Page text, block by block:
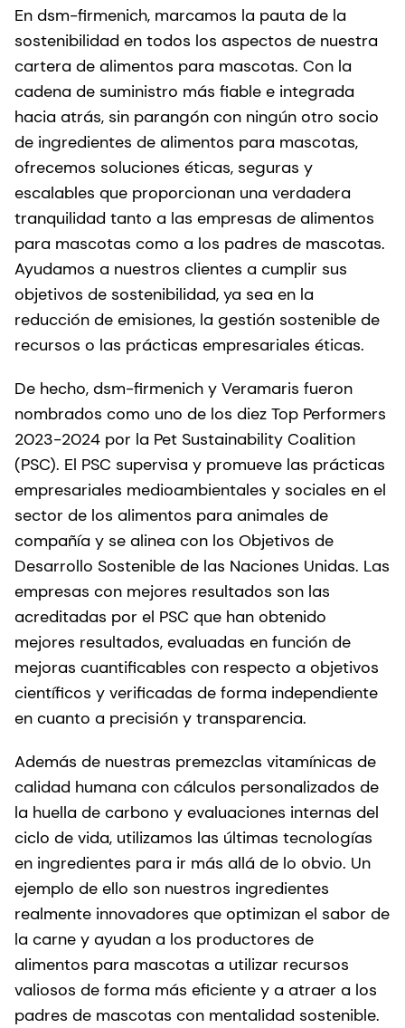
En dsm-firmenich, marcamos la pauta de la
sostenibilidad en todos los aspectos de nuestra
cartera de alimentos para mascotas. Con la
cadena de suministro más fiable e integrada
hacia atrás, sin parangón con ningún otro socio
de ingredientes de alimentos para mascotas,
ofrecemos soluciones éticas, seguras y
escalables que proporcionan una verdadera
tranquilidad tanto a las empresas de alimentos
para mascotas como a los padres de mascotas.
Ayudamos a nuestros clientes a cumplir sus
objetivos de sostenibilidad, ya sea en la
reducción de emisiones, la gestión sostenible de
recursos o las prácticas empresariales éticas.
De hecho, dsm-firmenich y Veramaris fueron
nombrados como uno de los diez Top Performers
2023-2024 por la Pet Sustainability Coalition
(PSC). El PSC supervisa y promueve las prácticas
empresariales medioambientales y sociales en el
sector de los alimentos para animales de
compañía y se alinea con los Objetivos de
Desarrollo Sostenible de las Naciones Unidas. Las
empresas con mejores resultados son las
acreditadas por el PSC que han obtenido
mejores resultados, evaluadas en función de
mejoras cuantificables con respecto a objetivos
científicos y verificadas de forma independiente
en cuanto a precisión y transparencia.
Además de nuestras premezclas vitamínicas de
calidad humana con cálculos personalizados de
la huella de carbono y evaluaciones internas del
ciclo de vida, utilizamos las últimas tecnologías
en ingredientes para ir más allá de lo obvio. Un
ejemplo de ello son nuestros ingredientes
realmente innovadores que optimizan el sabor de
la carne y ayudan a los productores de
alimentos para mascotas a utilizar recursos
valiosos de forma más eficiente y a atraer a los
padres de mascotas con mentalidad sostenible.